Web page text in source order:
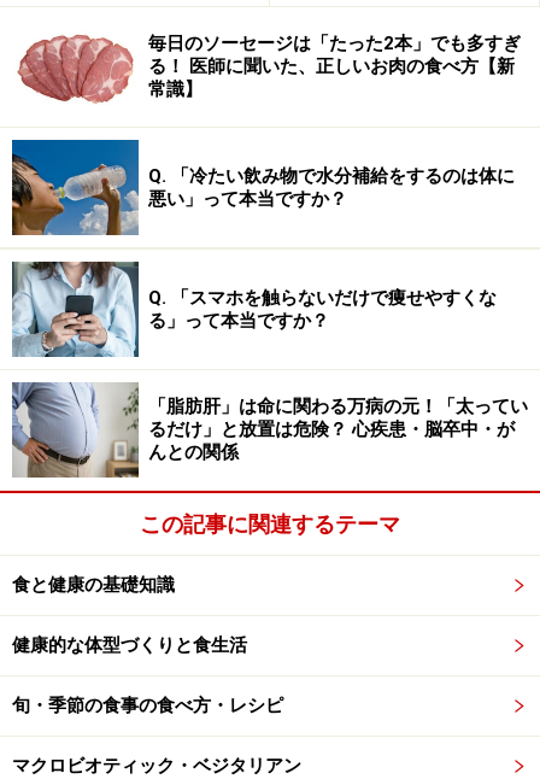
秘薬を使う必要があります。ヨーグルトは、そうした治
療を基本として、補助的な役割を発揮してくれるでしょ
う。
か？ 多くの研究で、1日に100～200g（小さめのカップ1
～2個分）のヨーグルトを毎日食べている人で、効果が
見られています。この量はひとつの目安になるでしょ
う。
なお、ヨーグルトの効果は、含まれる菌の種類や、その
人との相性によっても変わります。いろいろな種類を試
しながら、自分のお腹に合ったヨーグルトを見つける必
要がありそうです。
最新科学が覆す 体にいいのはどっち? (サンクチュア
毎日のソーセージは「たった2本」でも多すぎ
る！ 医師に聞いた、正しいお肉の食べ方【新
常識】
Q. 「冷たい飲み物で水分補給をするのは体に
悪い」って本当ですか？
Q. 「スマホを触らないだけで痩せやすくな
る」って本当ですか？
「脂肪肝」は命に関わる万病の元！「太ってい
るだけ」と放置は危険？ 心疾患・脳卒中・が
んとの関係
この記事に関連するテーマ
食と健康の基礎知識
健康的な体型づくりと食生活
旬・季節の食事の食べ方・レシピ
マクロビオティック・ベジタリアン